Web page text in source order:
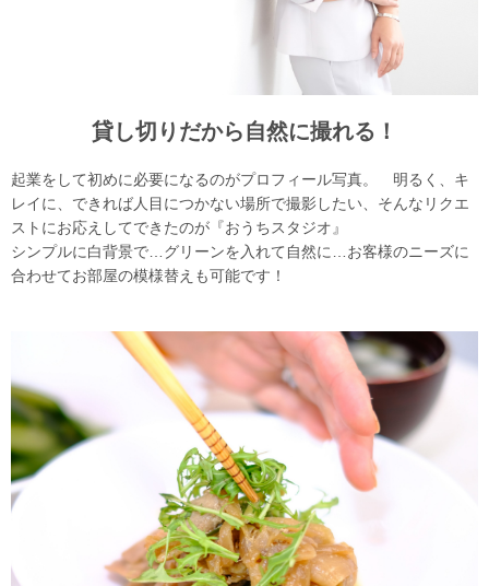
貸し切りだから自然に撮れる！
起業をして初めに必要になるのがプロフィール写真。 明るく、キ
レイに、できれば人目につかない場所で撮影したい、そんなリクエ
ストにお応えしてできたのが『おうちスタジオ』
シンプルに白背景で…グリーンを入れて自然に…お客様のニーズに
合わせてお部屋の模様替えも可能です！